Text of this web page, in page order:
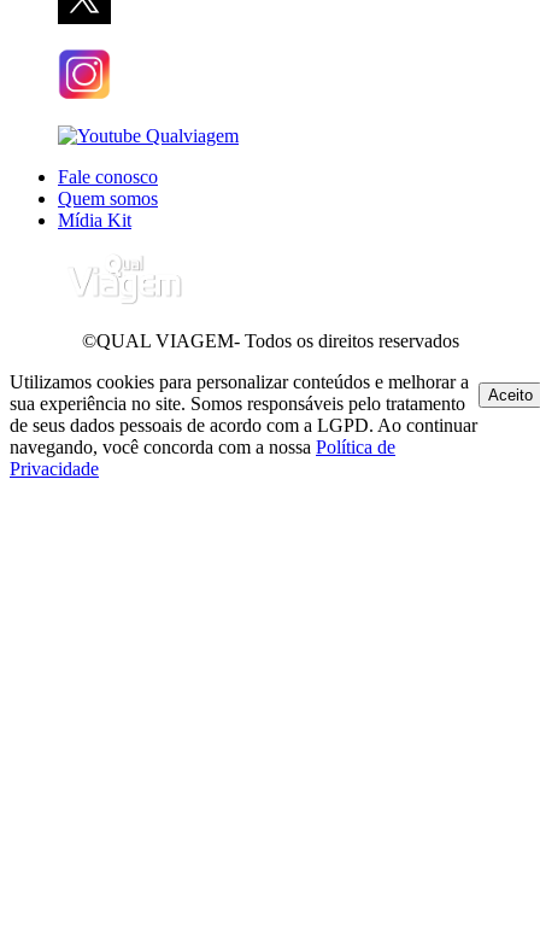
Fale conosco
Quem somos
Mídia Kit
©QUAL VIAGEM- Todos os direitos reservados
Utilizamos cookies para personalizar conteúdos e melhorar a
sua experiência no site. Somos responsáveis pelo tratamento
de seus dados pessoais de acordo com a LGPD. Ao continuar
navegando, você concorda com a nossa Política de
Privacidade
Aceito